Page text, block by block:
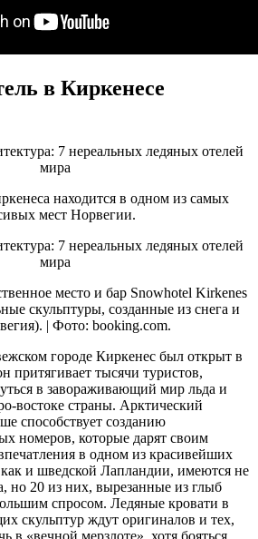
в Киркенесе
находится в одном из самых
мест Норвегии.
место и бар Snowhotel Kirkenes
скульптуры, созданные из снега и
| Фото: booking.com.
городе Киркенес был открыт в
притягивает тысячи туристов,
в завораживающий мир льда и
востоке страны. Арктический
способствует созданию
номеров, которые дарят своим
в одном из красивейших
и шведской Лапландии, имеются не
но 20 из них, вырезанные из глыб
спросом. Ледяные кровати в
скульптур ждут оригиналов и тех,
в «вечной мерзлоте», хотя бояться